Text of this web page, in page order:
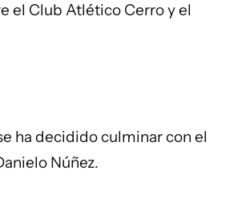
el Club Atlético Cerro y el
ha decidido culminar con el
Núñez.